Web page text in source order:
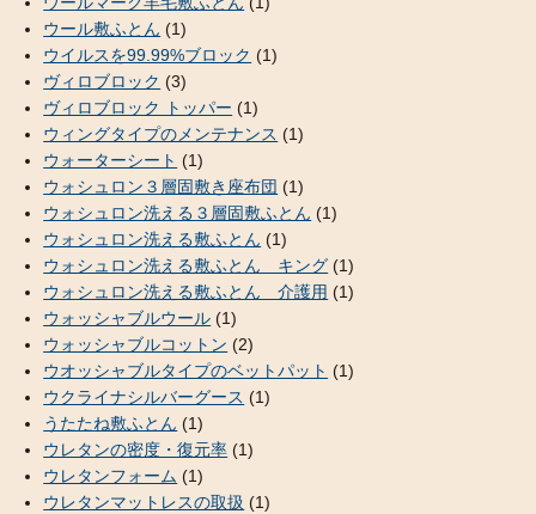
ウール敷ふとん (1)
ウイルスを99.99%ブロック (1)
ヴィロブロック (3)
ヴィロブロック トッパー (1)
ウィングタイプのメンテナンス (1)
ウォーターシート (1)
ウォシュロン３層固敷き座布団 (1)
ウォシュロン洗える３層固敷ふとん (1)
ウォシュロン洗える敷ふとん (1)
ウォシュロン洗える敷ふとん キング (1)
ウォシュロン洗える敷ふとん 介護用 (1)
ウォッシャブルウール (1)
ウォッシャブルコットン (2)
ウオッシャブルタイプのベットパット (1)
ウクライナシルバーグース (1)
うたたね敷ふとん (1)
ウレタンの密度・復元率 (1)
ウレタンフォーム (1)
ウレタンマットレスの取扱 (1)